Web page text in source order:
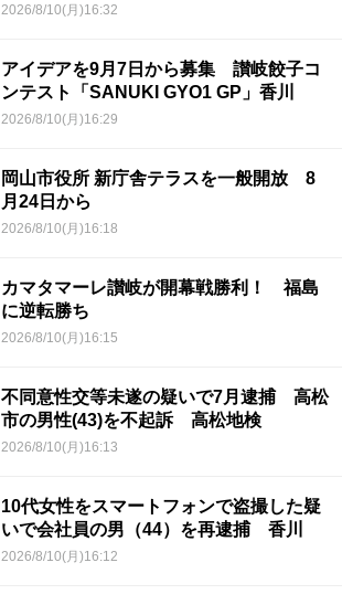
2026/8/10(月)16:32
アイデアを9月7日から募集 讃岐餃子コ
ンテスト「SANUKI GYO1 GP」香川
2026/8/10(月)16:29
岡山市役所 新庁舎テラスを一般開放 8
月24日から
2026/8/10(月)16:18
カマタマーレ讃岐が開幕戦勝利！ 福島
に逆転勝ち
2026/8/10(月)16:15
不同意性交等未遂の疑いで7月逮捕 高松
市の男性(43)を不起訴 高松地検
2026/8/10(月)16:13
10代女性をスマートフォンで盗撮した疑
いで会社員の男（44）を再逮捕 香川
2026/8/10(月)16:12